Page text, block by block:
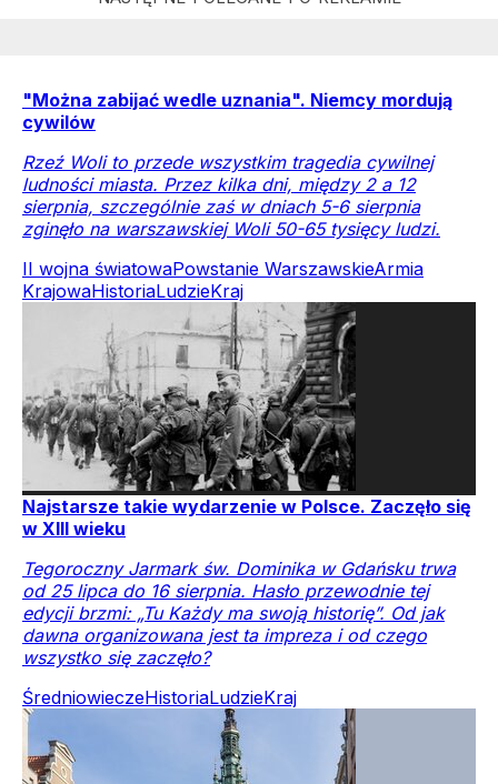
"Można zabijać wedle uznania". Niemcy mordują
cywilów
Rzeź Woli to przede wszystkim tragedia cywilnej
ludności miasta. Przez kilka dni, między 2 a 12
sierpnia, szczególnie zaś w dniach 5-6 sierpnia
zginęło na warszawskiej Woli 50-65 tysięcy ludzi.
II wojna światowaPowstanie WarszawskieArmia
KrajowaHistoriaLudzieKraj
Najstarsze takie wydarzenie w Polsce. Zaczęło się
w XIII wieku
Tegoroczny Jarmark św. Dominika w Gdańsku trwa
od 25 lipca do 16 sierpnia. Hasło przewodnie tej
edycji brzmi: „Tu Każdy ma swoją historię”. Od jak
dawna organizowana jest ta impreza i od czego
wszystko się zaczęło?
ŚredniowieczeHistoriaLudzieKraj